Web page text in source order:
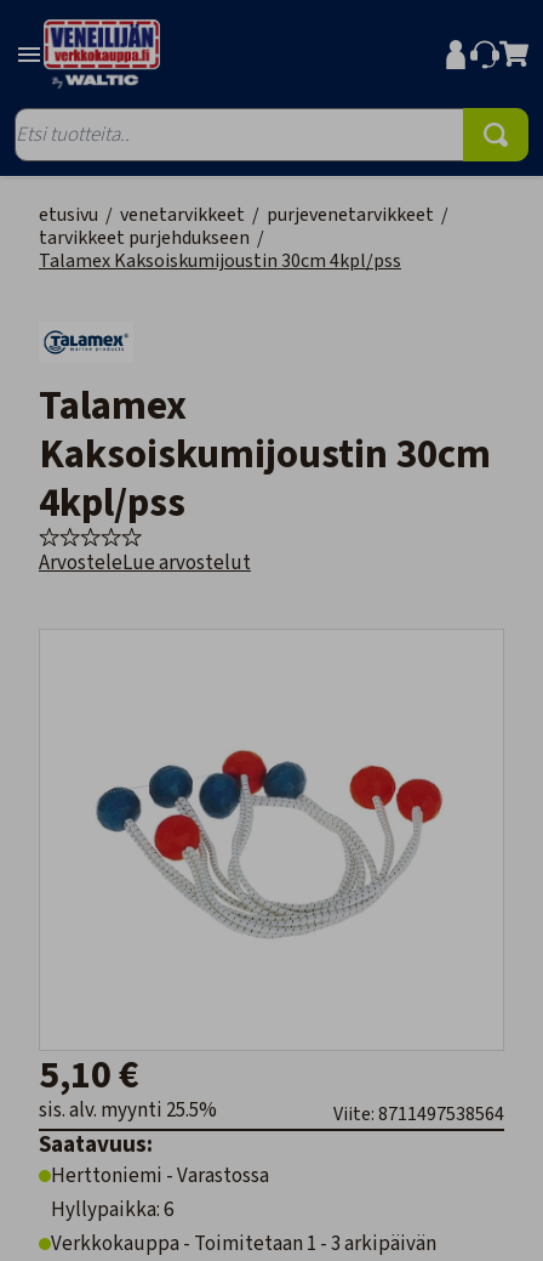
etusivu / venetarvikkeet / purjevenetarvikkeet /
tarvikkeet purjehdukseen /
Talamex Kaksoiskumijoustin 30cm 4kpl/pss
Talamex
Kaksoiskumijoustin 30cm
4kpl/pss
ArvosteleLue arvostelut
5,10 €
sis. alv. myynti 25.5% Viite: 8711497538564
Saatavuus:
Herttoniemi - Varastossa
Hyllypaikka: 6
Verkkokauppa - Toimitetaan 1 - 3 arkipäivän